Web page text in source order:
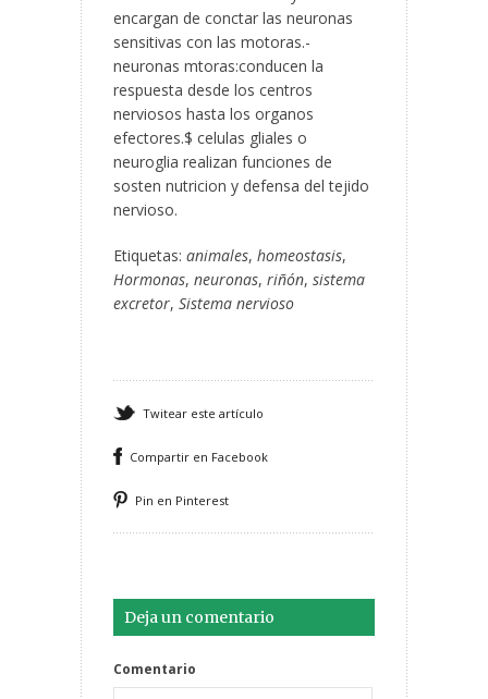
encargan de conctar las neuronas
sensitivas con las motoras.-
neuronas mtoras:conducen la
respuesta desde los centros
nerviosos hasta los organos
efectores.$ celulas gliales o
neuroglia realizan funciones de
sosten nutricion y defensa del tejido
nervioso.
Etiquetas: animales, homeostasis,
Hormonas, neuronas, riñón, sistema
excretor, Sistema nervioso
Twitear este artículo
Compartir en Facebook
Pin en Pinterest
Deja un comentario
Comentario